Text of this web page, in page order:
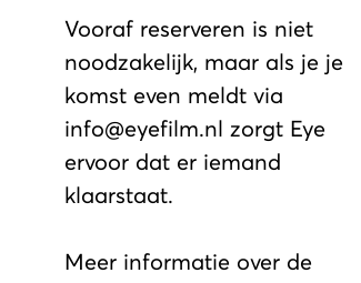
Vooraf reserveren is niet
noodzakelijk, maar als je je
komst even meldt via
info@eyefilm.nl zorgt Eye
ervoor dat er iemand
klaarstaat.
Meer informatie over de